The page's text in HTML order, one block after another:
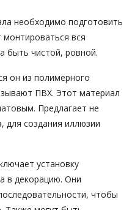
необходимо подготовить
вся
быть чистой, ровной.
он из полимерного
ПВХ. Этот материал
Предлагает не
для создания иллюзии
установку
в декорацию. Они
чтобы